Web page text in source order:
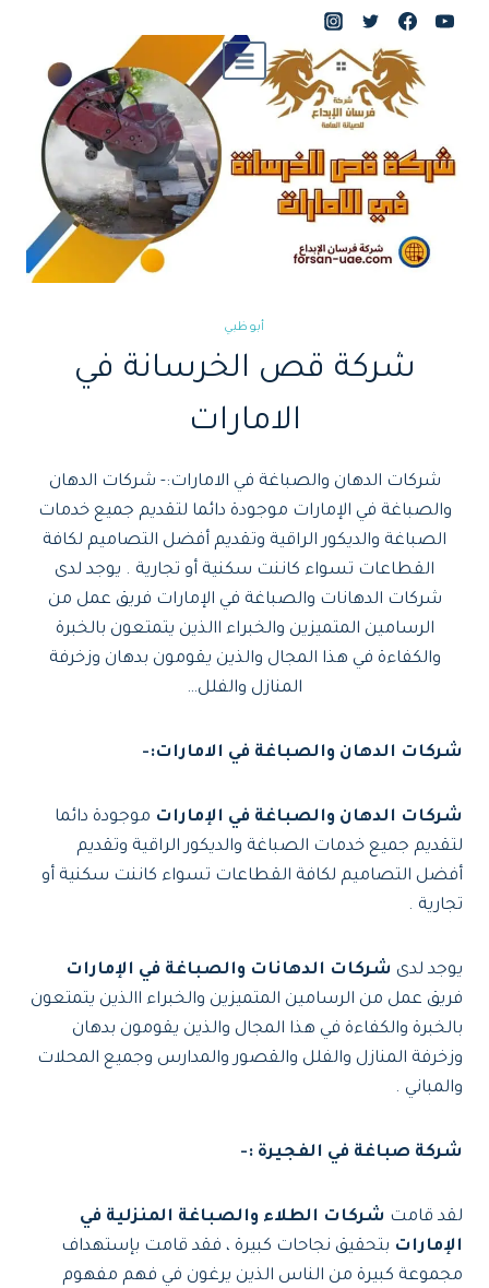
التجاوز
أبوظبي
شركة قص الخرسانة في
الامارات
شركات الدهان والصباغة في الامارات:- شركات الدهان
والصباغة في الإمارات موجودة دائما لتقديم جميع خدمات
الصباغة والديكور الراقية وتقديم أفضل التصاميم لكافة
القطاعات تسواء كاننت سكنية أو تجارية . يوجد لدى
شركات الدهانات والصباغة في الإمارات فريق عمل من
الرسامين المتميزين والخبراء االذين يتمتعون بالخبرة
والكفاءة في هذا المجال والذين يقومون بدهان وزخرفة
المنازل والفلل…
شركات الدهان والصباغة في الامارات:-
شركات الدهان والصباغة في الإمارات موجودة دائما
لتقديم جميع خدمات الصباغة والديكور الراقية وتقديم
أفضل التصاميم لكافة القطاعات تسواء كاننت سكنية أو
تجارية .
يوجد لدى شركات الدهانات والصباغة في الإمارات
فريق عمل من الرسامين المتميزين والخبراء االذين يتمتعون
بالخبرة والكفاءة في هذا المجال والذين يقومون بدهان
وزخرفة المنازل والفلل والقصور والمدارس وجميع المحلات
والمباني .
شركة صباغة في الفجيرة :-
لقد قامت شركات الطلاء والصباغة المنزلية في
الإمارات بتحقيق نجاحات كبيرة ، فقد قامت بإستهداف
مجموعة كبيرة من الناس الذين يرغون في فهم مفهوم